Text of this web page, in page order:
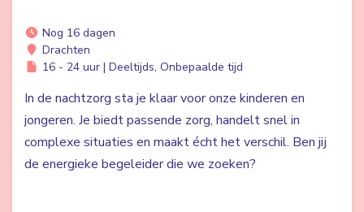
Nog 16 dagen
Drachten
16 - 24 uur | Deeltijds, Onbepaalde tijd
In de nachtzorg sta je klaar voor onze kinderen en
jongeren. Je biedt passende zorg, handelt snel in
complexe situaties en maakt écht het verschil. Ben jij
de energieke begeleider die we zoeken?